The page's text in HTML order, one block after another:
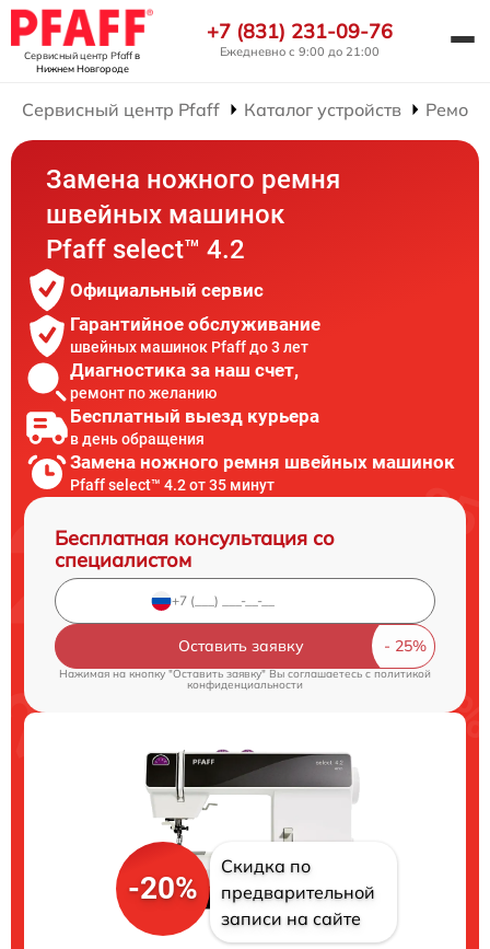
Сервисный центр Pfaffв
Нижнем Новгороде
+7 (831) 231-09-76
Ежедневно с 9:00 до 21:00
Сервисный центр Pfaff Каталог устройств
Замена ножного ремня
швейных машинок
Pfaff select™ 4.2
Официальный сервис
Гарантийное обслуживание
швейных машинок Pfaff до 3 лет
Диагностика за наш счет,
ремонт по желанию
Бесплатный выезд курьера
в день обращения
Замена ножного ремня швейных машинок
Pfaff select™ 4.2 от 35 минут
Бесплатная консультация со
специалистом
Оставить заявку
Нажимая на кнопку "Оставить заявку" Вы соглашаетесь cполитикой
конфиденциальности
-20%
Скидка по
предварительной
записи на сайте